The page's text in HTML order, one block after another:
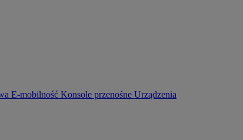
E-mobilność Konsole przenośne Urządzenia